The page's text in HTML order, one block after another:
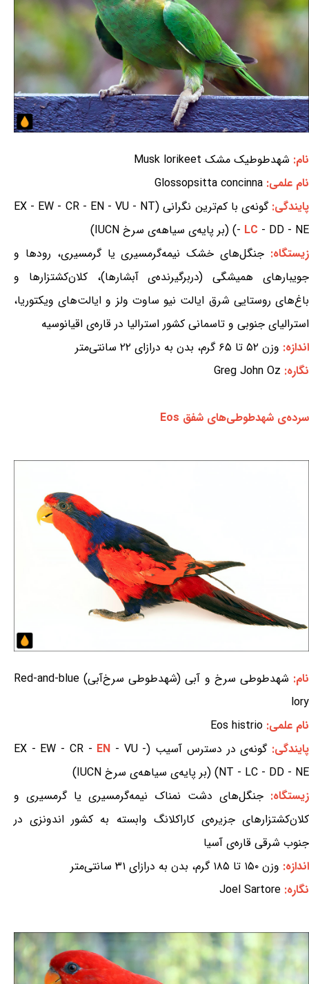
نام: شهدطوطیک مشک Musk lorikeet
نام علمی: Glossopsitta concinna
پایندگی:
گونه‌ی با کم‌ترین نگرانی (EX - EW - CR - EN - VU - NT
- LC - DD - NE) (بر پایه‌ی سیاهه‌ی سرخ IUCN)
زیستگاه: جنگل‌های خشک نیمه‌گرمسیری یا گرمسیری، رودها و
جویبارهای همیشگی (دربرگیرنده‌ی آبشارها)، کلان‌کشتزارها و
باغ‌های روستایی شرق ایالت نیو ساوت ولز و ایالت‌های ویکتوریا،
استرالیای جنوبی و تاسمانی کشور استرالیا در قاره‌ی اقیانوسیه
اندازه: وزن ۵۲ تا ۶۵ گرم، بدن به درازای ۲۲ سانتی‌متر
نگاره: Greg John Oz
سرده‌ی شهدطوطی‌های شفق Eos
نام:
شهدطوطی سرخ و آبی (شهدطوطی سرخ‌آبی) Red-and-blue
lory
نام علمی: Eos histrio
پایندگی:گونه‌ی در دسترس آسیب (EX - EW - CR - EN - VU -
NT - LC - DD - NE) (بر پایه‌ی سیاهه‌ی سرخ IUCN)
زیستگاه: جنگل‌های دشت نمناک نیمه‌گرمسیری یا گرمسیری و
کلان‌کشتزارهای جزیره‌ی کاراکلانگ وابسته به کشور اندونزی در
جنوب شرقی قاره‌ی آسیا
اندازه: وزن ۱۵۰ تا ۱۸۵ گرم، بدن به درازای ۳۱ سانتی‌متر
نگاره: Joel Sartore